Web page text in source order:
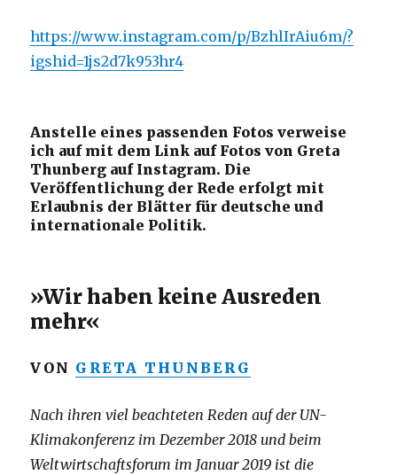
https://www.instagram.com/p/BzhlIrAiu6m/?
igshid=1js2d7k953hr4
Anstelle eines passenden Fotos verweise
ich auf mit dem Link auf Fotos von Greta
Thunberg auf Instagram. Die
Veröffentlichung der Rede erfolgt mit
Erlaubnis der Blätter für deutsche und
internationale Politik.
»Wir haben keine Ausreden
mehr«
VON GRETA THUNBERG
Nach ihren viel beachteten Reden auf der UN-
Klimakonferenz im Dezember 2018 und beim
Weltwirtschaftsforum im Januar 2019 ist die